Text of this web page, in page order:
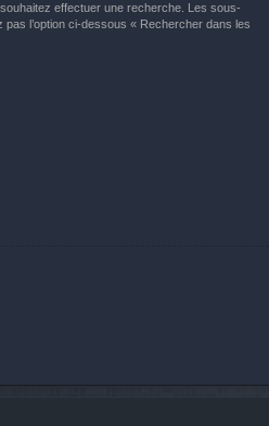
effectuer une recherche. Les sous-
l’option ci-dessous « Rechercher dans les